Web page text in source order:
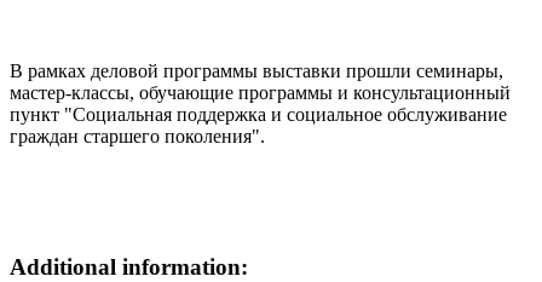
В рамках деловой программы выставки прошли семинары,
мастер-классы, обучающие программы и консультационный
пункт "Социальная поддержка и социальное обслуживание
граждан старшего поколения".
Additional information: